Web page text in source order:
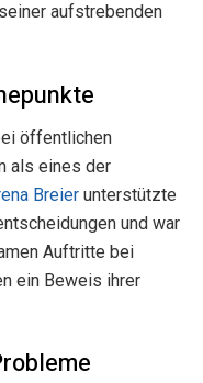
aufstrebenden
öffentlichen
als eines der
Breier unterstützte
und war
Auftritte bei
ein Beweis ihrer